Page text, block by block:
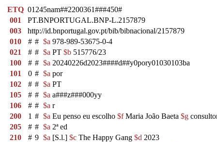
ETQ 01245nam##2200361###450#
001
PT.BNPORTUGAL.BNP-L.2157879
003
http://id.bnportugal.gov.pt/bib/bibnacional/2157879
010
# # $a 978-989-53675-0-4
021
# # $a PT $b 515776/23
100
# # $a 20240226d2023####d##y0pory01030103ba
101
0 # $a por
102
# # $a PT
105
# # $a a###z###000yy
106
# # $a r
200
1 # $a Eu penso eu escolho $fMaria João Baeta $g
205
# # $a 2ª ed
210
# 9 $a [S.l.] $c The Happy Gang $d 2023